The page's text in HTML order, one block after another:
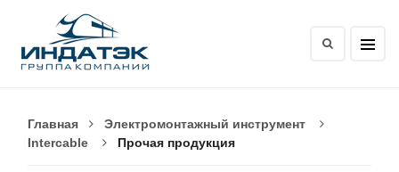
Главная
Электромонтажный инструмент
Intercable
Прочая продукция